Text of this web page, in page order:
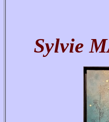
Sylvie